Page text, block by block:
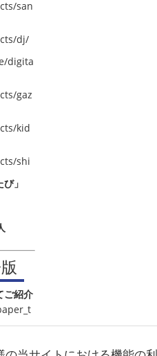
san
dj/
digita
gaz
kid
shi
」
ご紹介